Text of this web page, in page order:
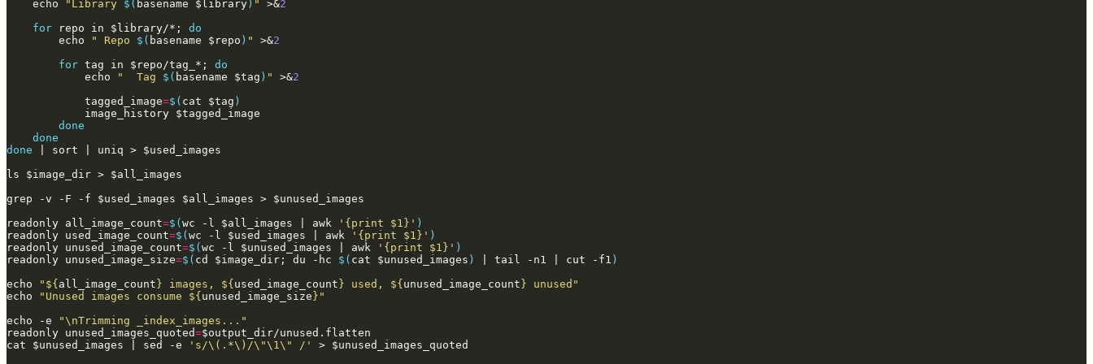
echo "Library $( basename $library ) " >&2
for repo in $library/* ;
do
echo
" Repo $( basename $repo ) " >&2
for tag in $repo/tag_* ;
do
echo
"  Tag $( basename $tag ) " >&2
tagged_image=$( cat $tag )
            image_history
$tagged_image
done
done
done
sort uniq > $used_images
ls $image_dir > $all_images
grep -v -F -f $used_images $all_images > $unused_images
readonly all_image_count=$( wc -l $all_images awk '{print $1}' )
readonly used_image_count=$( wc -l $used_images awk '{print $1}' )
readonly unused_image_count=$( wc -l $unused_images awk '{print $1}' )
readonly unused_image_size=$( cd $image_dir ; du -hc $( cat $unused_images ) tail -n1 cut -f1 )
echo
" ${ all_image_count } images, ${ used_image_count } used, ${ unused_image_count } unused"
echo
"Unused images consume ${ unused_image_size } "
echo -e
"\nTrimming _index_images..."
readonly unused_images_quoted=$output_dir
cat $unused_images sed -e 's/\(.*\)/\"\1\" /' > $unused_images_quoted